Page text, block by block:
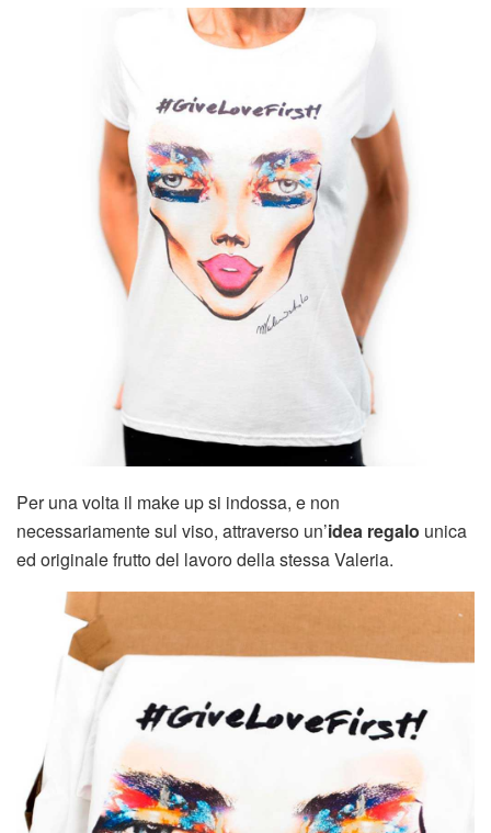
Per una volta il make up si indossa, e non
necessariamente sul viso, attraverso un’idea regalo unica
ed originale frutto del lavoro della stessa Valeria.